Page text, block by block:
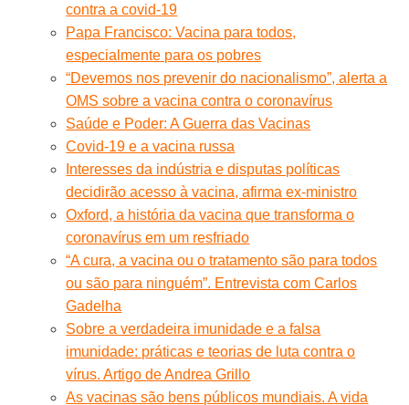
contra a covid-19
Papa Francisco: Vacina para todos,
especialmente para os pobres
“Devemos nos prevenir do nacionalismo”, alerta a
OMS sobre a vacina contra o coronavírus
Saúde e Poder: A Guerra das Vacinas
Covid-19 e a vacina russa
Interesses da indústria e disputas políticas
decidirão acesso à vacina, afirma ex-ministro
Oxford, a história da vacina que transforma o
coronavírus em um resfriado
“A cura, a vacina ou o tratamento são para todos
ou são para ninguém”. Entrevista com Carlos
Gadelha
Sobre a verdadeira imunidade e a falsa
imunidade: práticas e teorias de luta contra o
vírus. Artigo de Andrea Grillo
As vacinas são bens públicos mundiais. A vida